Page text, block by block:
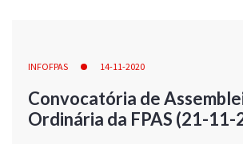
INFOFPAS 14-11-2020
Convocatória de
Ordinária da FPAS (21-11-